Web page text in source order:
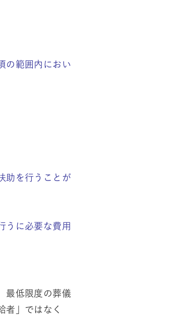
の範囲内におい
助を行うことが
うに必要な費用
最低限度の葬儀
者」ではなく